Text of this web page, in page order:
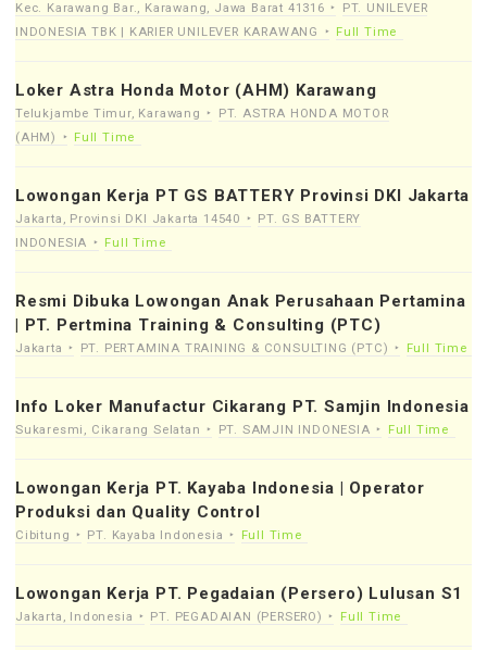
Kec. Karawang Bar., Karawang, Jawa Barat 41316
PT. UNILEVER
INDONESIA TBK | KARIER UNILEVER KARAWANG
Full Time
Loker Astra Honda Motor (AHM) Karawang
Telukjambe Timur, Karawang
PT. ASTRA HONDA MOTOR
(AHM)
Full Time
Lowongan Kerja PT GS BATTERY Provinsi DKI Jakarta
Jakarta, Provinsi DKI Jakarta 14540
PT. GS BATTERY
INDONESIA
Full Time
Resmi Dibuka Lowongan Anak Perusahaan Pertamina
| PT. Pertmina Training & Consulting (PTC)
Jakarta PT. PERTAMINA TRAINING & CONSULTING (PTC) Full Time
Info Loker Manufactur Cikarang PT. Samjin Indonesia
Sukaresmi, Cikarang Selatan PT. SAMJIN INDONESIA Full Time
Lowongan Kerja PT. Kayaba Indonesia | Operator
Produksi dan Quality Control
Cibitung PT. Kayaba Indonesia Full Time
Lowongan Kerja PT. Pegadaian (Persero) Lulusan S1
Jakarta, Indonesia PT. PEGADAIAN (PERSERO) Full Time